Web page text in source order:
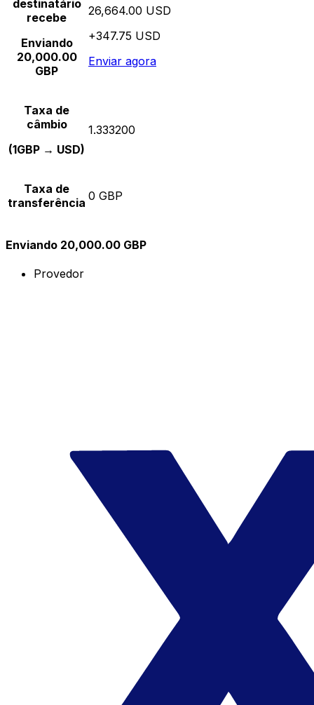
destinatário
recebe
Enviando
20,000.00
GBP
26,664.00 USD
+347.75 USD
Enviar agora
Taxa de
câmbio
(1GBP → USD)
1.333200
Taxa de
transferência 0 GBP
Enviando 20,000.00 GBP
Provedor